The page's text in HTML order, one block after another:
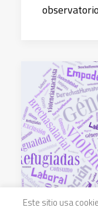
Este sitio usa